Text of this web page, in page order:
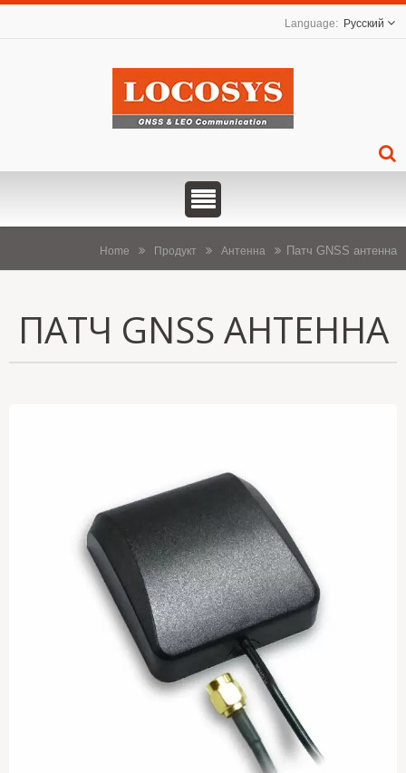
Русский
Home Продукт Антенна Патч GNSS антенна
ПАТЧ GNSS АНТЕННА